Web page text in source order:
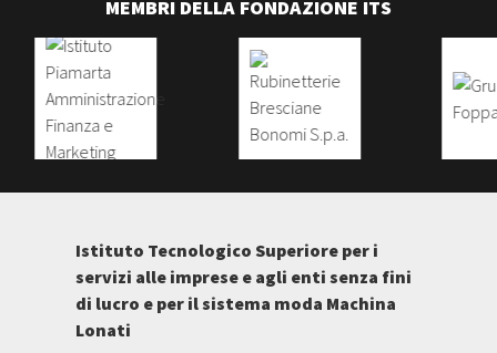
MEMBRI DELLA FONDAZIONE ITS
Istituto Tecnologico Superiore per i
servizi alle imprese e agli enti senza fini
di lucro e per il sistema moda Machina
Lonati